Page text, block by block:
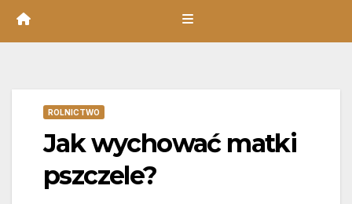
ROLNICTWO
Jak wychować matki
pszczele?